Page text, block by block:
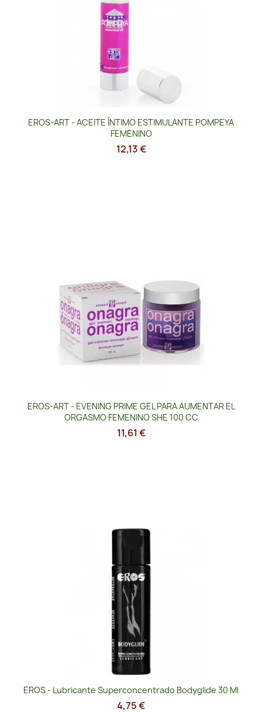
EROS-ART - ACEITE ÍNTIMO ESTIMULANTE POMPEYA
FEMENINO
12,13 €
EROS-ART - EVENING PRIME GEL PARA AUMENTAR EL
ORGASMO FEMENINO SHE 100 CC
11,61 €
EROS - Lubricante Superconcentrado Bodyglide 30 Ml
4,75 €